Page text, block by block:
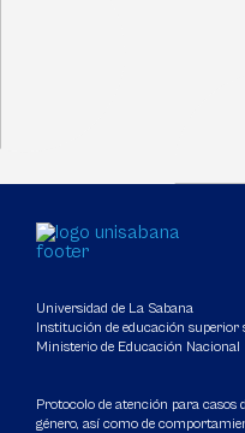
Universidad de La Sabana
Institución de educación superior
Ministerio de Educación Nacional
Protocolo de atención para casos
género, así como de